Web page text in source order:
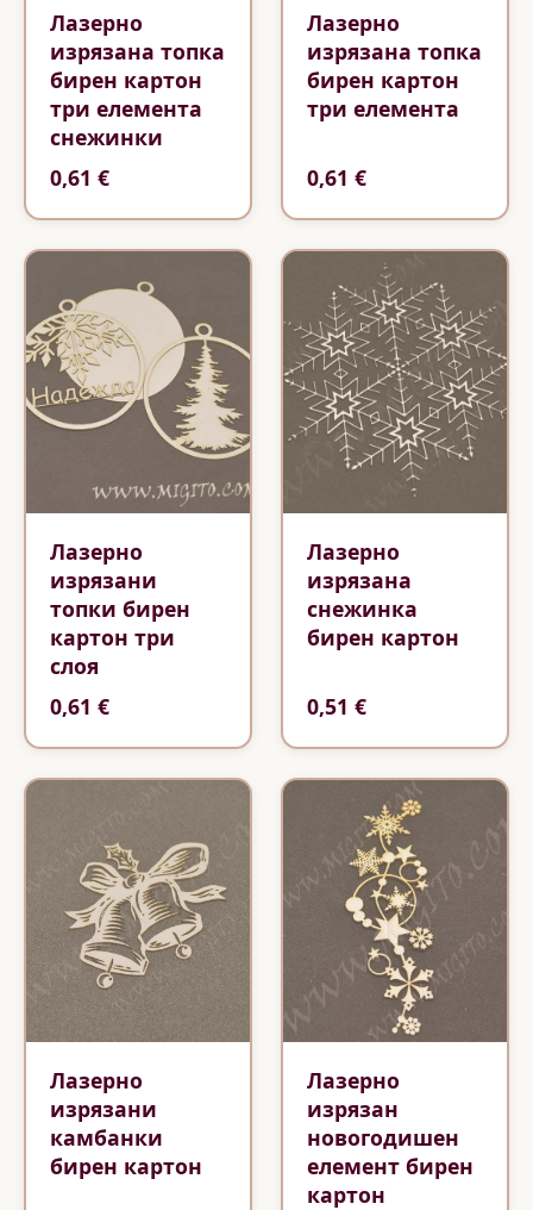
Лазерно
изрязана топка
бирен картон
три елемента
снежинки
0,61 €
Лазерно
изрязана топка
бирен картон
три елемента
0,61 €
Лазерно
изрязани
топки бирен
картон три
слоя
0,61 €
Лазерно
изрязана
снежинка
бирен картон
0,51 €
Лазерно
изрязани
камбанки
бирен картон
Лазерно
изрязан
новогодишен
елемент бирен
картон